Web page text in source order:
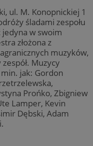
ul. M. Konopnickiej 1
śladami zespołu
w swoim
złożona z
muzyków,
Muzycy
jak: Gordon
Prońko, Zbigniew
Lamper, Kevin
Dębski, Adam